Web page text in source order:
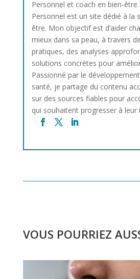
Personnel et coach en bien-
Personnel est un site dédié à la
être. Mon objectif est d’aider
mieux dans sa peau, à travers
pratiques, des analyses
solutions concrètes pour
Passionné par le
santé, je partage du contenu
sur des sources fiables pour
qui souhaitent progresser à leur
VOUS POURRIEZ